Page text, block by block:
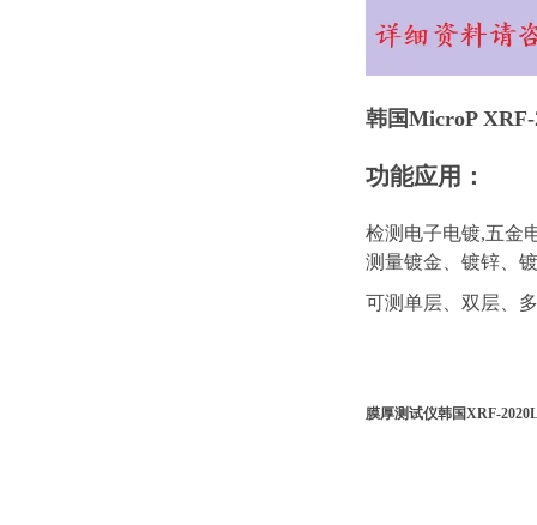
韩国MicroP
功能应用：
检测电子电镀,五金
测量镀金、镀锌、
可测单层、双层、
膜厚测试仪韩国XRF-